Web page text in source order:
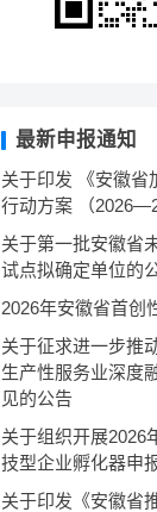
最新申报通知
关于印发 《安徽省
行动方案 （
关于第一批安徽省
试点拟确定单位的
2026年安徽省首创
关于征求进一步推
生产性服务业深度
见的公告
关于组织开展2026
技型企业孵化器申
关于印发《安徽省